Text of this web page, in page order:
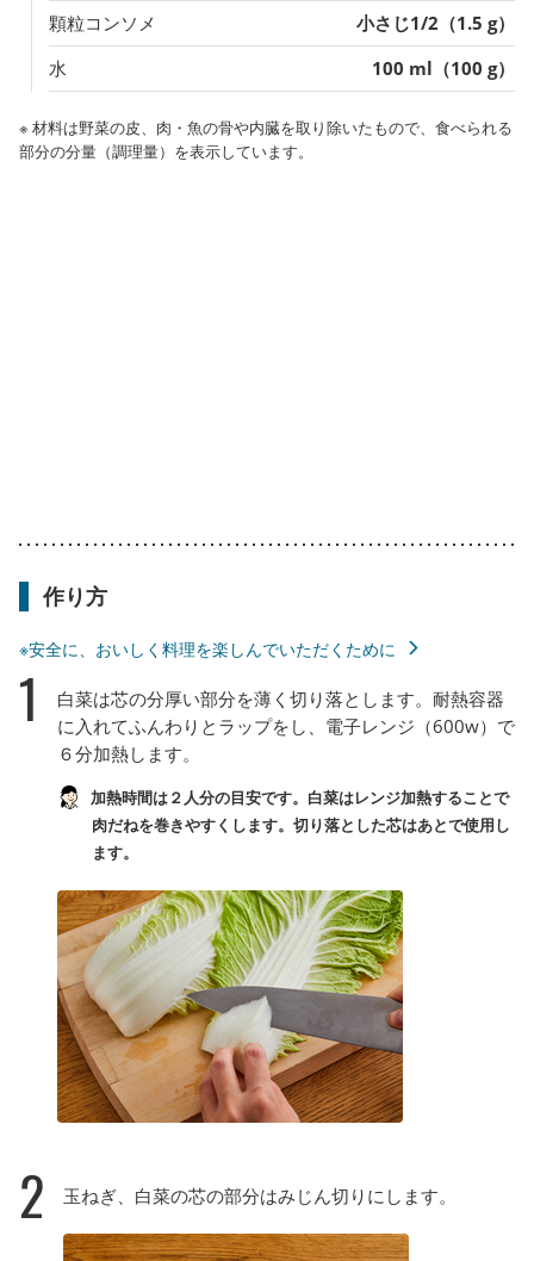
顆粒コンソメ
小さじ1/2（1.5 g）
水
100 ml（100 g）
※ 材料は野菜の皮、肉・魚の骨や内臓を取り除いたもので、食べられる
部分の分量（調理量）を表示しています。
作り方
※安全に、おいしく料理を楽しんでいただくために
1
白菜は芯の分厚い部分を薄く切り落とします。耐熱容器
に入れてふんわりとラップをし、電子レンジ（600w）で
６分加熱します。
加熱時間は２人分の目安です。白菜はレンジ加熱することで
肉だねを巻きやすくします。切り落とした芯はあとで使用し
ます。
2 玉ねぎ、白菜の芯の部分はみじん切りにします。